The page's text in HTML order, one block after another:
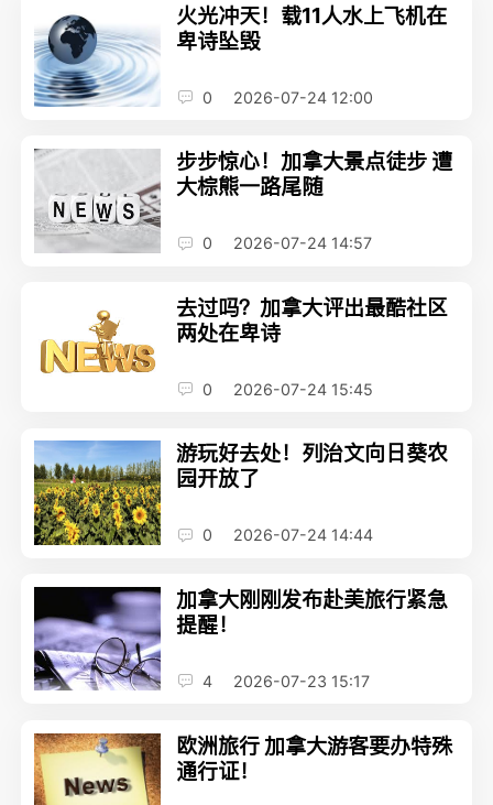
火光冲天！载11人水上飞机在
卑诗坠毁
0 2026-07-24 12:00
步步惊心！加拿大景点徒步 遭
大棕熊一路尾随
0 2026-07-24 14:57
去过吗？加拿大评出最酷社区
两处在卑诗
0 2026-07-24 15:45
游玩好去处！列治文向日葵农
园开放了
0 2026-07-24 14:44
加拿大刚刚发布赴美旅行紧急
提醒！
4 2026-07-23 15:17
欧洲旅行 加拿大游客要办特殊
通行证！